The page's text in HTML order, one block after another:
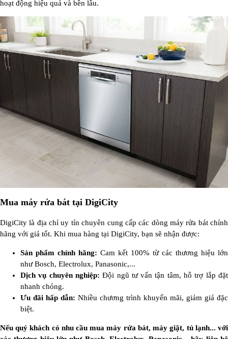
hoạt động hiệu quả và bền lâu.
Mua máy rửa bát tại DigiCity
DigiCity là địa chỉ uy tín chuyên cung cấp các dòng máy rửa bát chính
hãng với giá tốt. Khi mua hàng tại DigiCity, bạn sẽ nhận được:
Sản phẩm chính hãng: Cam kết 100% từ các thương hiệu lớn
như Bosch, Electrolux, Panasonic,...
Dịch vụ chuyên nghiệp: Đội ngũ tư vấn tận tâm, hỗ trợ lắp đặt
nhanh chóng.
Ưu đãi hấp dẫn: Nhiều chương trình khuyến mãi, giảm giá đặc
biệt.
Nếu quý khách có nhu cầu mua máy rửa bát, máy giặt, tủ lạnh... với